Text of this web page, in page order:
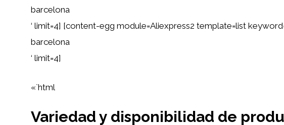
barcelona
‘ limit=4] [content-egg module=Aliexpress2 template=list
barcelona
‘ limit=4]
«`html
Variedad y disponibilidad de